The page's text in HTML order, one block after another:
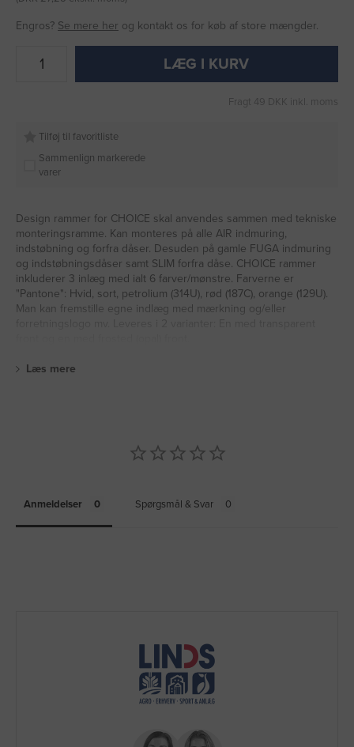
Engros? Se mere her og kontakt os for køb af store mængder.
LÆG I KURV
Fragt 49 DKK inkl. moms
Tilføj til favoritliste
Sammenlign markerede
varer
Design rammer for CHOICE skal anvendes sammen med tekniske
monteringsramme. Kan monteres på alle AIR indmuring,
indstøbning og forfra dåser. Desuden på gamle FUGA indmuring
og indstøbningsdåser samt SLIM forfra dåse. CHOICE rammer
inkluderer 3 inlæg med ialt 6 farver/mønstre. Farverne er
"Pantone": Hvid, sort, petrolium (314U), rød (187C), orange (129U).
Man kan fremstille egne indlæg med mærkning og/eller
Læs mere
Anmeldelser Spørgsmål & Svar